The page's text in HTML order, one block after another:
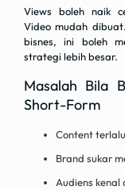
Views boleh naik
Video mudah
bisnes, ini boleh
strategi lebih besar.
Masalah Bila
Short-Form
Content
Brand sukar
Audiens